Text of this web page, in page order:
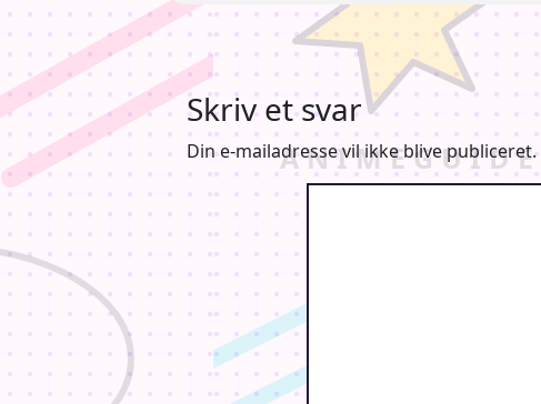
Skriv et svar
Din e-mailadresse vil ikke blive publiceret.